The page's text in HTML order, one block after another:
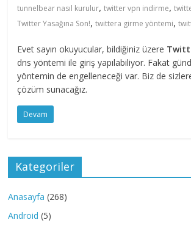
tunnelbear nasıl kurulur,twitter vpn indirme,
Twitter Yasağına Son!,twittera girme yöntemi,
Evet sayın okuyucular, bildiğiniz üzere
dns yöntemi ile giriş yapılabiliyor. Fakat
yöntemin de engelleneceği var. Biz de
çözüm sunacağız.
Devam
Kategoriler
Anasayfa (268)
Android (5)